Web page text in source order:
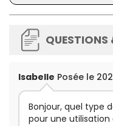
QUESTIONS
Isabelle Posée le
Bonjour, quel type
pour une